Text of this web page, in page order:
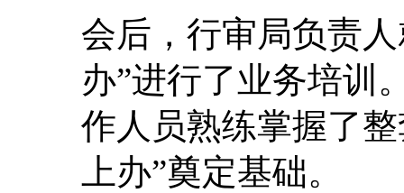
会后，行审局负责
办”进行了业务培训
作人员熟练掌握了
上办”奠定基础。